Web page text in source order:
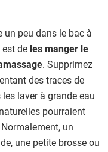
peu dans le bac à
est de les manger le
. Supprimez
des traces de
laver à grande eau
pourraient
un
une petite brosse ou